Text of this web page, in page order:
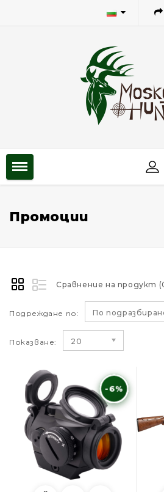
Промоции
Сравнение на продукт
Подреждане по: По
Показване: 20
-6%